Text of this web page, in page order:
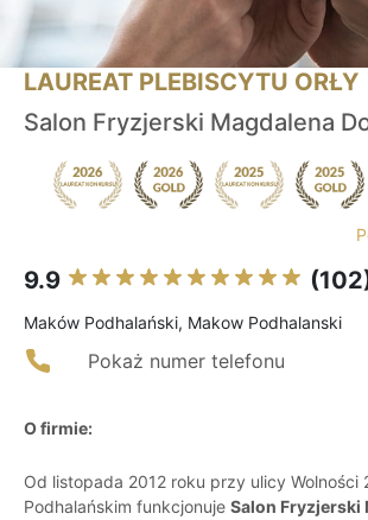
LAUREAT PLEBISCYTU ORŁY
Salon Fryzjerski Magdalena
9.9
Maków Podhalański, Makow Podhalanski
Pokaż numer telefonu
O firmie:
Od listopada 2012 roku przy ulicy Wolności
Podhalańskim funkcjonuje Salon Fryzjerski